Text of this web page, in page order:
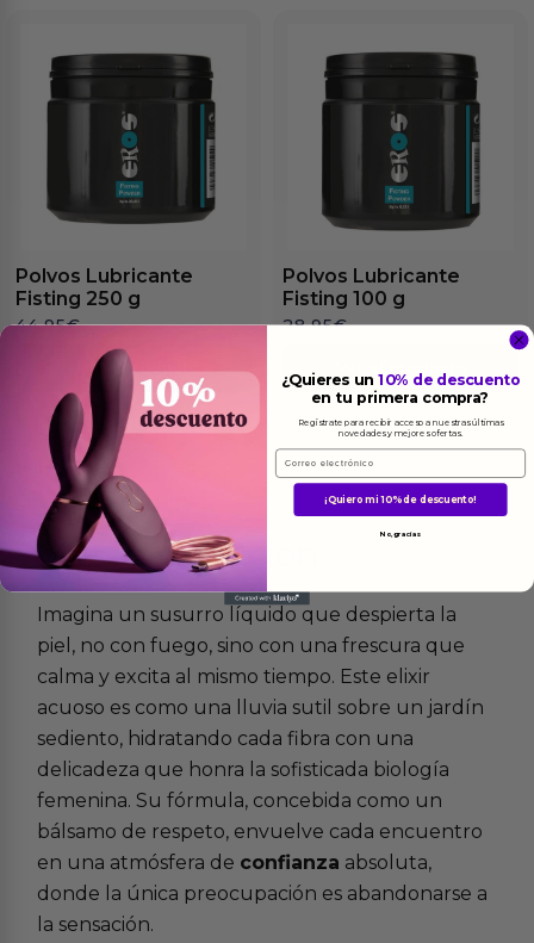
Polvos Lubricante
Fisting 250 g
44.95€
Ver el producto
Polvos Lubricante
Fisting 100 g
28.95€
Másinformacion
Imagina un susurro líquido que despierta la
piel, no con fuego, sino con una frescura que
calma y excita al mismo tiempo. Este elixir
acuoso es como una lluvia sutil sobre un jardín
sediento, hidratando cada fibra con una
delicadeza que honra la sofisticada biología
femenina. Su fórmula, concebida como un
bálsamo de respeto, envuelve cada encuentro
en una atmósfera de confianza absoluta,
donde la única preocupación es abandonarse a
la sensación.
¿Quieres un10% de descuento
en tu primera compra?
Regístrate para recibir acceso a nuestras últimas
novedades y mejores ofertas.
Email
¡Quiero mi 10% de descuento!
No, gracias